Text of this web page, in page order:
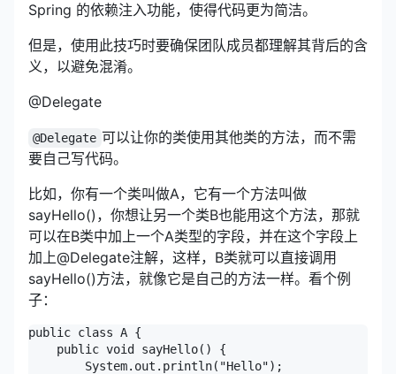
Spring 的依赖注入功能，使得代码更为简洁。
但是，使用此技巧时要确保团队成员都理解其背后的含
义，以避免混淆。
@Delegate
@Delegate 可以让你的类使用其他类的方法，而不需
要自己写代码。
比如，你有一个类叫做A，它有一个方法叫做
sayHello()，你想让另一个类B也能用这个方法，那就
可以在B类中加上一个A类型的字段，并在这个字段上
加上@Delegate注解，这样，B类就可以直接调用
sayHello()方法，就像它是自己的方法一样。看个例
子：
public class A {
    public void sayHello() {
        System.out.println("Hello");